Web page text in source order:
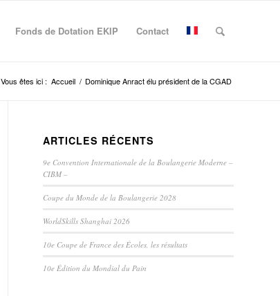
Fonds de Dotation EKIP Contact
Vous êtes ici : Accueil / Dominique Anract élu président de la CGAD
ARTICLES RÉCENTS
9e Convention Internationale de la Boulangerie Moderne –
CIBM –
Coupe du Monde de la Boulangerie 2028
WorldSkills Shanghai 2026
10e Coupe de France des Écoles, les résultats
10e Édition du Mondial du Pain